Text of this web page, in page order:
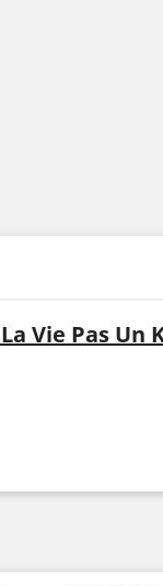
Vie Pas Un